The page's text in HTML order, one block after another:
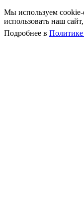
Мы используем
использовать наш
Подробнее в Политике